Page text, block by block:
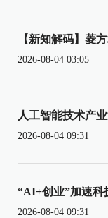
【新知解码】菱
2026-08-04 03:05
人工智能技术产
2026-08-04 09:31
“AI+创业”加速科
2026-08-04 09:31